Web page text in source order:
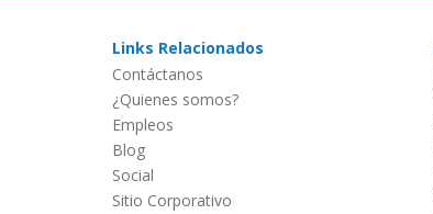
Links Relacionados
Contáctanos
¿Quienes somos?
Empleos
Blog
Social
Sitio Corporativo